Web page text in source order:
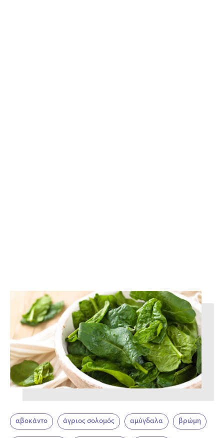
αβοκάντο άγριος σολομός αμύγδαλα βρώμη